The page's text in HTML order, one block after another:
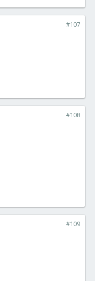
#107
#108
#109